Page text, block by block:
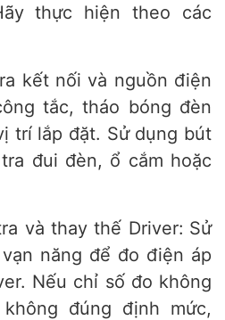
thực hiện theo các
kết nối và nguồn điện
tắc, tháo bóng đèn
trí lắp đặt. Sử dụng bút
đui đèn, ổ cắm hoặc
và thay thế Driver: Sử
năng để đo điện áp
Nếu chỉ số đo không
đúng định mức,